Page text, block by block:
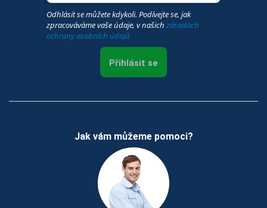
Odhlásit se můžete kdykoli. Podívejte se, jak
zpracováváme vaše údaje, v našich zásadách
ochrany osobních údajů
Přihlásit se
Jak vám můžeme pomoci?